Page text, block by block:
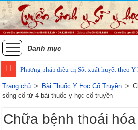
Danh mục
Phương pháp điều trị Sốt xuất huyết theo Y
Các phương pháp điều trị zona thần kinh
Trang chủ > Bài Thuốc Y Học Cổ Truyền >
sống cổ từ 4 bài thuốc y học cổ truyền
Chữa bệnh thoái